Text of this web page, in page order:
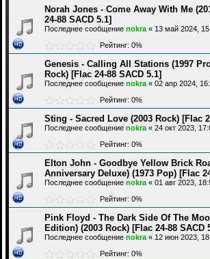
Norah Jones - Come Away With Me
24-88 SACD 5.1]
Последнее сообщение nokra « 13 май 2024,
Рейтинг: 0%
Genesis - Calling All Stations (1997
Rock) [Flac 24-88 SACD 5.1]
Последнее сообщение nokra « 02 апр 2024,
Рейтинг: 0%
Sting - Sacred Love (2003 Rock) [Flac
Последнее сообщение nokra « 24 окт 2023,
Рейтинг: 0%
Elton John - Goodbye Yellow Brick
Anniversary Deluxe) (1973 Pop) [Flac
Последнее сообщение nokra « 01 авг 2023,
Рейтинг: 0%
Pink Floyd - The Dark Side Of The
Edition) (2003 Rock) [Flac 24-88 SACD
Последнее сообщение nokra « 12 июн 2023,
Рейтинг: 0%